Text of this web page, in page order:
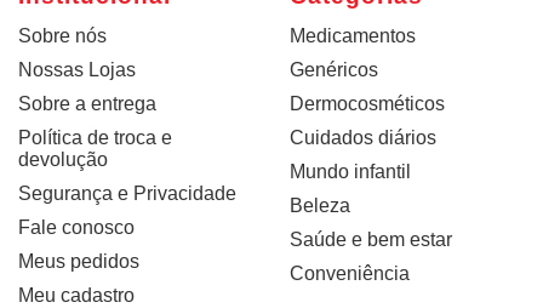
Sobre nós
Nossas Lojas
Sobre a entrega
Política de troca e
devolução
Segurança e Privacidade
Fale conosco
Meus pedidos
Meu cadastro
Medicamentos
Genéricos
Dermocosméticos
Cuidados diários
Mundo infantil
Beleza
Saúde e bem estar
Conveniência